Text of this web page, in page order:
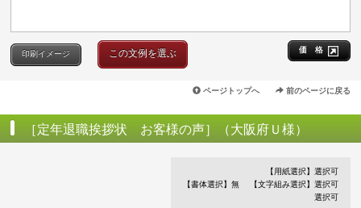
価 格
印刷イメージ この文例を選ぶ
ページトップへ 前のページに戻る
［定年退職挨拶状 お客様の声］（大阪府Ｕ様）
【用紙選択】選択可
【書体選択】無
【文字組み選択】選択可
選択可